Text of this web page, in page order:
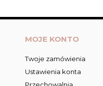
MOJE KONTO
Twoje zamówienia
Ustawienia konta
Przechowalnia